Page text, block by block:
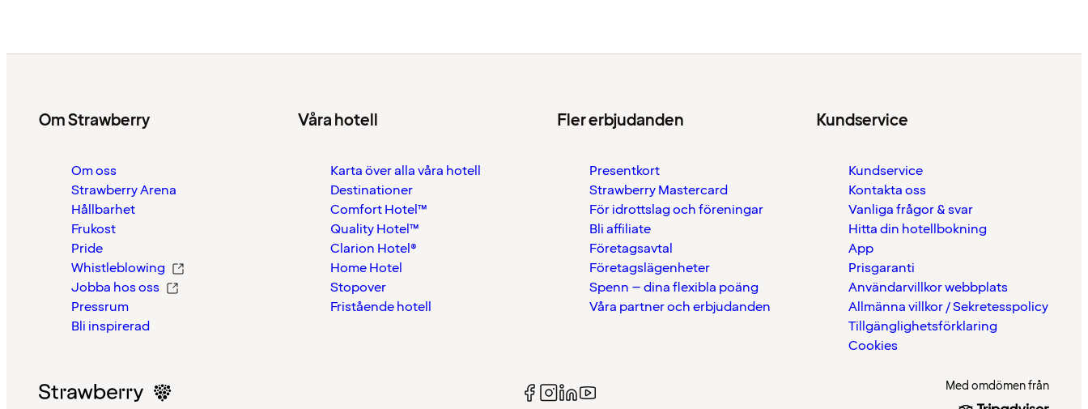
Om Strawberry
Om oss
Strawberry Arena
Hållbarhet
Frukost
Pride
Whistleblowing
Jobba hos oss
Pressrum
Bli inspirerad
Våra hotell
Karta över alla våra hotell
Destinationer
Comfort Hotel™
Quality Hotel™
Clarion Hotel®
Home Hotel
Stopover
Fristående hotell
Fler erbjudanden
Presentkort
Strawberry Mastercard
För idrottslag och föreningar
Bli affiliate
Företagsavtal
Företagslägenheter
Spenn – dina flexibla poäng
Våra partner och erbjudanden
Kundservice
Kundservice
Kontakta oss
Vanliga frågor & svar
Hitta din hotellbokning
App
Prisgaranti
Användarvillkor webbplats
Allmänna villkor / Sekretesspolicy
Tillgänglighetsförklaring
Cookies
Med omdömen från